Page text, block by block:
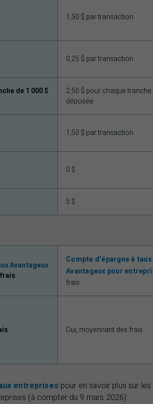
1,50 $ par transaction
0,25 $ par transaction
de 1 000 $
2,50 $ pour chaque tranche
déposée
1,50 $ par transaction
0 $
5 $
Avantageux
Compte d’épargne à taux
Avantageux pour
frais
Oui, moyennant des frais
entreprises pour en savoir plus sur
(à compter du 9 mars 2026).